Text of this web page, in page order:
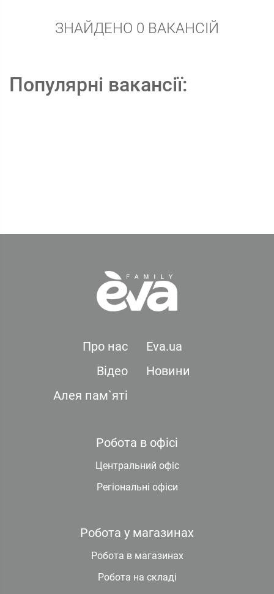
ЗНАЙДЕНО 0 ВАКАНСІЙ
Популярні вакансії:
Про нас
Eva.ua
Відео
Новини
Алея пам`яті
Робота в офісі
Центральний офіс
Регіональні офіси
Робота у магазинах
Робота в магазинах
Робота на складі